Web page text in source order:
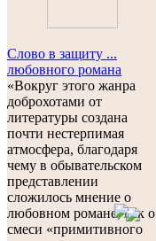
Слово в защиту ...
любовного романа
«Вокруг этого жанра
доброхотами от
литературы создана
почти нестерпимая
атмосфера, благодаря
чему в обывательском
представлении
сложилось мнение о
любовном романе, как о
смеси «примитивного